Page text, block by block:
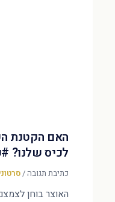
האם הקטנת
לכיס שלנו?
כתיבת תגובה/
האוצר בוחן